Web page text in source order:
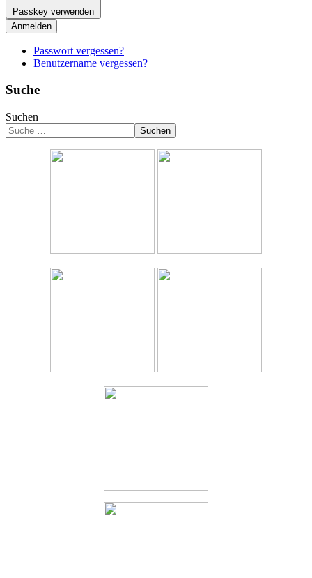
Passkey verwenden
Anmelden
Passwort vergessen?
Benutzername vergessen?
Suche
Suchen
Suchen